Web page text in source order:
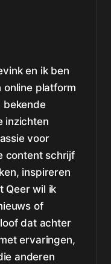
en ik ben
online platform
bekende
inzichten
voor
content schrijf
inspireren
Qeer wil ik
of
dat achter
ervaringen,
anderen